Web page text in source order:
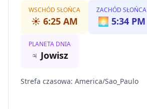
WSCHÓD SŁOŃCA
☀️ 6:25 AM
ZACHÓD SŁOŃCA
🌅 5:34 PM
PLANETA DNIA
♃ Jowisz
Strefa czasowa: America/Sao_Paulo